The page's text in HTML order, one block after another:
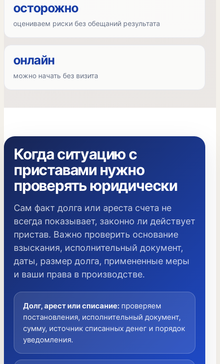
осторожно
оцениваем риски без обещаний результата
онлайн
можно начать без визита
Когда ситуацию с
приставами нужно
проверять юридически
Сам факт долга или ареста счета не
всегда показывает, законно ли действует
пристав. Важно проверить основание
взыскания, исполнительный документ,
даты, размер долга, примененные меры
и ваши права в производстве.
Долг, арест или списание: проверяем
постановления, исполнительный документ,
сумму, источник списанных денег и порядок
уведомления.